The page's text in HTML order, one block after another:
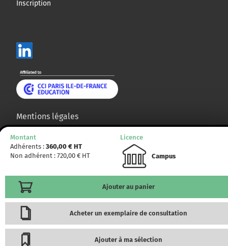
Montant
Adhérents : 360,00 € HT
Non adhérent : 720,00 € HT
Licence
Campus
Ajouter au panier
Acheter un exemplaire de consultation
Ajouter à ma sélection
Inscription
Mentions légales
Plan du site
© CCMP 2014 - 2025. Tous droits réservés.